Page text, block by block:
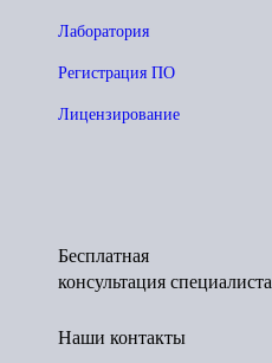
Лаборатория
Регистрация ПО
Лицензирование
Бесплатная
консультация специалиста
Наши контакты